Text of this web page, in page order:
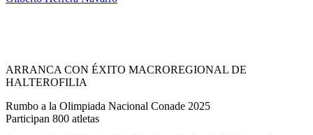
ARRANCA CON ÉXITO MACROREGIONAL DE
HALTEROFILIA
Rumbo a la Olimpiada Nacional Conade 2025
Participan 800 atletas